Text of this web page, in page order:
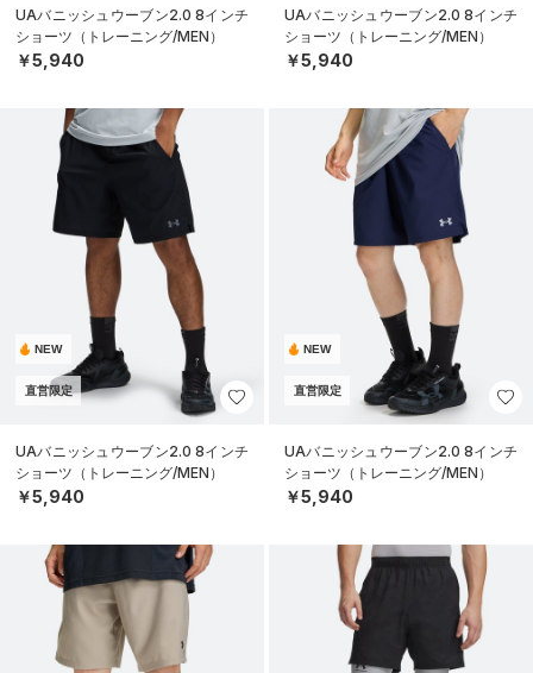
UAバニッシュウーブン2.0 8インチ
ショーツ（トレーニング/MEN）
￥5,940
UAバニッシュウーブン2.0 8インチ
ショーツ（トレーニング/MEN）
￥5,940
NEW
直営限定
UAバニッシュウーブン2.0 8インチ
ショーツ（トレーニング/MEN）
￥5,940
NEW
直営限定
UAバニッシュウーブン2.0 8インチ
ショーツ（トレーニング/MEN）
￥5,940